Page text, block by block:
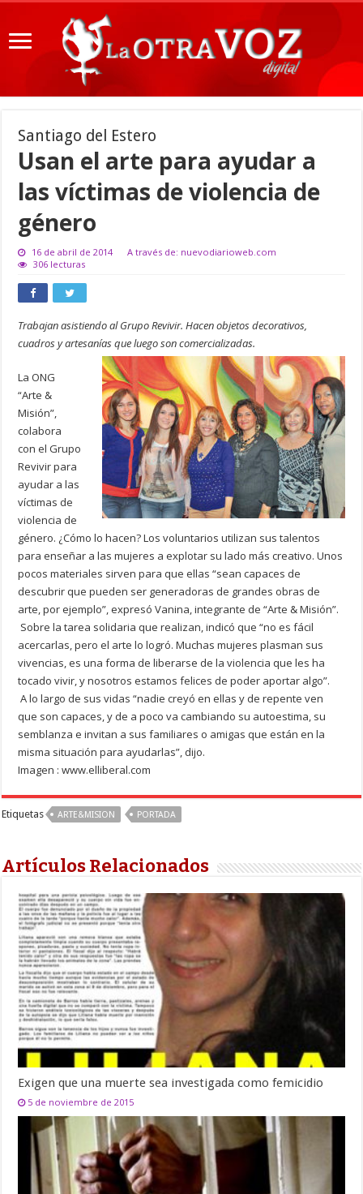
Santiago del Estero
Usan el arte para ayudar a
las víctimas de violencia de
género
16 de abril de 2014
A través de: nuevodiarioweb.com
306 lecturas
Trabajan asistiendo al Grupo Revivir. Hacen objetos decorativos,
cuadros y artesanías que luego son comercializadas.
La ONG
“Arte &
Misión”,
colabora
con el Grupo
Revivir para
ayudar a las
víctimas de
violencia de
género. ¿Cómo lo hacen? Los voluntarios utilizan sus talentos
para enseñar a las mujeres a explotar su lado más creativo. Unos
pocos materiales sirven para que ellas “sean capaces de
descubrir que pueden ser generadoras de grandes obras de
arte, por ejemplo”, expresó Vanina, integrante de “Arte & Misión”.
Sobre la tarea solidaria que realizan, indicó que “no es fácil
acercarlas, pero el arte lo logró. Muchas mujeres plasman sus
vivencias, es una forma de liberarse de la violencia que les ha
tocado vivir, y nosotros estamos felices de poder aportar algo”.
A lo largo de sus vidas “nadie creyó en ellas y de repente ven
que son capaces, y de a poco va cambiando su autoestima, su
semblanza e invitan a sus familiares o amigas que están en la
misma situación para ayudarlas”, dijo.
Imagen : www.elliberal.com
Etiquetas ARTE&MISION PORTADA
Artículos Relacionados
Exigen que una muerte sea investigada como femicidio
5 de noviembre de 2015